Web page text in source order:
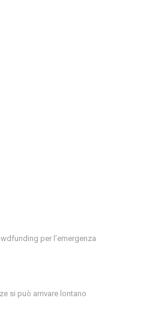
per l’emergenza
si può arrivare lontano